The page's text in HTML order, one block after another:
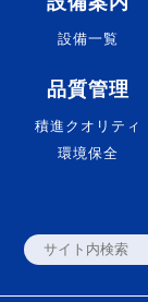
設備一覧
品質管理
積進クオリティ
環境保全